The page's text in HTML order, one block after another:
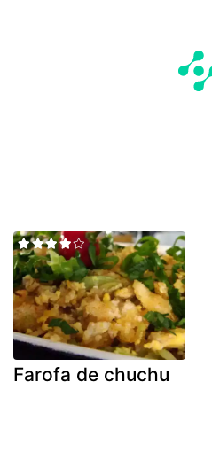
Farofa de chuchu